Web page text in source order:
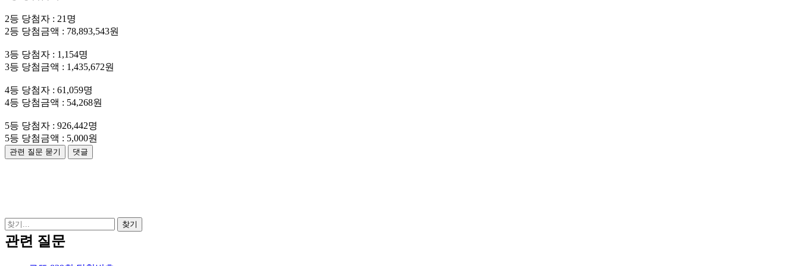
2등 당첨자 : 21명
2등 당첨금액 : 78,893,543원
3등 당첨자 : 1,154명
3등 당첨금액 : 1,435,672원
4등 당첨자 : 61,059명
4등 당첨금액 : 54,268원
5등 당첨자 : 926,442명
5등 당첨금액 : 5,000원
관련 질문